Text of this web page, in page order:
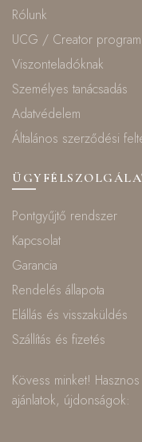
Rólunk
UCG / Creator program
Viszonteladóknak
Személyes tanácsadás
Adatvédelem
Általános szerződési
Pontgyűjtő rendszer
Kapcsolat
Garancia
Rendelés állapota
Elállás és visszaküldés
Szállítás és fizetés
Kövess minket!
ajánlatok, újdonságok: